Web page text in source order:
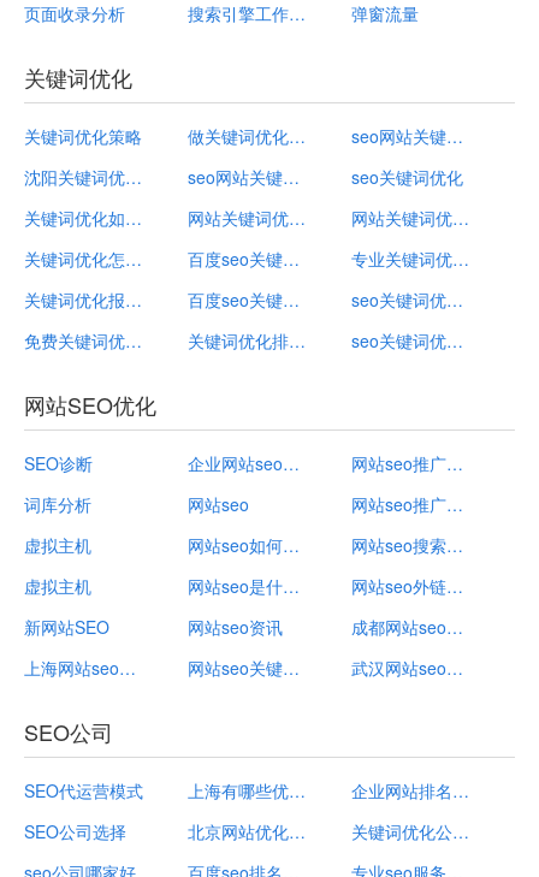
页面收录分析
搜索引擎工作流程
弹窗流量
关键词优化
关键词优化策略
沈阳关键词优化软件
关键词优化如何做
关键词优化怎样写
关键词优化报价策略
免费关键词优化排名软件
做关键词优化多少钱
seo网站关键词优化多少钱一次
网站关键词优化方案怎么写
百度seo关键词优化
百度seo关键词优化
关键词优化排名seo
seo网站关键词优化十大排名
seo关键词优化
网站关键词优化排名
专业关键词优化最新报价
seo关键词优化费用
seo关键词优化软件
网站SEO优化
SEO诊断
词库分析
虚拟主机
虚拟主机
新网站SEO
上海网站seo公司
企业网站seo怎么做好
网站seo
网站seo如何做好
网站seo是什么意思
网站seo资讯
网站seo关键词优化排名
网站seo推广推荐怎么写
网站seo推广哪个好
网站seo搜索优化方法
网站seo外链平台
成都网站seo性价比高
武汉网站seo推广
SEO公司
SEO代运营模式
SEO公司选择
seo公司哪家好
上海有哪些优化网站推广公司
北京网站优化公司哪家好wyhseo
百度seo排名公司
企业网站排名优化公司
关键词优化公司推荐
专业seo服务公司有哪些